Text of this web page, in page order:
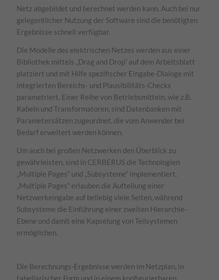
Netz abgebildet und berechnet werden kann. Auch bei nur
gelegentlicher Nutzung der Software sind die benötigten
Ergebnisse schnell verfügbar.
Die Modelle des elektrischen Netzes werden aus einer
Bibliothek mittels „Drag and Drop“ auf dem Arbeitsblatt
platziert und mit Hilfe spezifischer Eingabe-Dialoge mit
integrierten Bereichs- und Plausibilitäts-Checks
parametriert. Einer Reihe von Betriebsmitteln, wie z.B.
Kabeln und Transformatoren, sind Datenbanken mit
Parametersätzen zugeordnet, die vom Anwender bei
Bedarf erweitert werden können.
Um auch bei großen Netzwerken den Überblick zu
gewährleisten, sind in CERBERUS die Technologien
„Multiple Pages“ und „Subsysteme“ implementiert.
„Multiple Pages“ erlauben die Aufteilung einer
Netzwerkeingabe auf beliebig viele Seiten, während
Subsysteme die Einführung einer zweiten Hierarchie-
Ebene und damit eine Kapselung von Teilsystemen
ermöglichen.
Die Berechnungs-Ergebnisse werden im Netzplan, in
tabellarischer Form und in einem konfigurierbaren